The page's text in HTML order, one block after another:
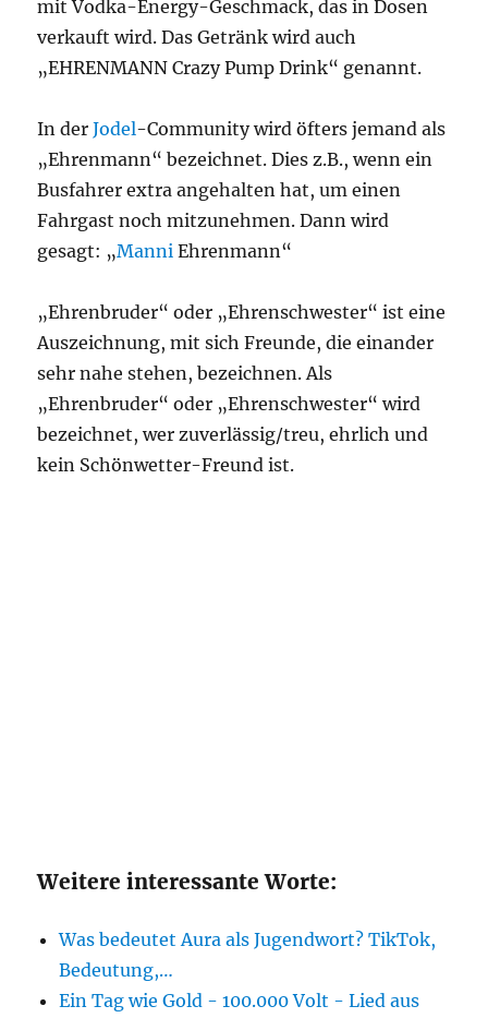
mit Vodka-Energy-Geschmack, das in Dosen
verkauft wird. Das Getränk wird auch
„EHRENMANN Crazy Pump Drink“ genannt.
In derJodel-Community wird öfters jemand als
„Ehrenmann“ bezeichnet. Dies z.B., wenn ein
Busfahrer extra angehalten hat, um einen
Fahrgast noch mitzunehmen. Dann wird
gesagt: „Manni Ehrenmann“
„Ehrenbruder“ oder „Ehrenschwester“ ist eine
Auszeichnung, mit sich Freunde, die einander
sehr nahe stehen, bezeichnen. Als
„Ehrenbruder“ oder „Ehrenschwester“ wird
bezeichnet, wer zuverlässig/treu, ehrlich und
kein Schönwetter-Freund ist.
Weitere interessante Worte:
Was bedeutet Aura als Jugendwort? TikTok,
Bedeutung,…
Ein Tag wie Gold - 100.000 Volt - Lied aus